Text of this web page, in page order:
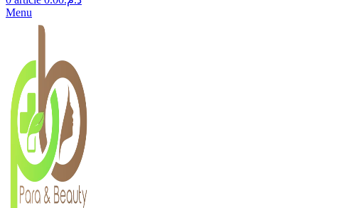
Menu